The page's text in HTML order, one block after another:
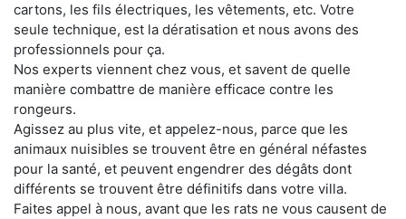
cartons, les fils électriques, les vêtements, etc. Votre
seule technique, est la dératisation et nous avons des
professionnels pour ça.
Nos experts viennent chez vous, et savent de quelle
manière combattre de manière efficace contre les
rongeurs.
Agissez au plus vite, et appelez-nous, parce que les
animaux nuisibles se trouvent être en général néfastes
pour la santé, et peuvent engendrer des dégâts dont
différents se trouvent être définitifs dans votre villa.
Faites appel à nous, avant que les rats ne vous causent de